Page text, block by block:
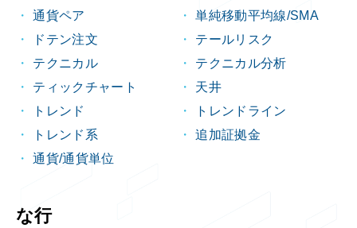
通貨ペア
単純移動平均線/SMA
ドテン注文
テールリスク
テクニカル
テクニカル分析
ティックチャート
天井
トレンド
トレンドライン
トレンド系
追加証拠金
通貨/通貨単位
な行